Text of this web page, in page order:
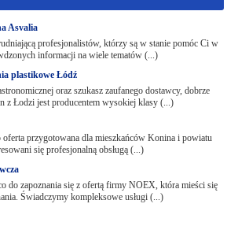
Asvalia
profesjonalistów, którzy są w stanie pomóc Ci w
informacji na wiele tematów (...)
plastikowe Łódź
oraz szukasz zaufanego dostawcy, dobrze
z Łodzi jest producentem wysokiej klasy (...)
przygotowana dla mieszkańców Konina i powiatu
się profesjonalną obsługą (...)
do zapoznania się z ofertą firmy NOEX, która mieści się
Świadczymy kompleksowe usługi (...)